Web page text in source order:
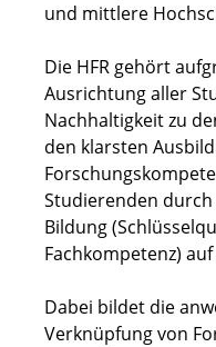
und mittlere
Die HFR gehört
Ausrichtung aller
Nachhaltigkeit zu
den klarsten
Studierenden
Bildung
Fachkompetenz)
Dabei bildet die
Verknüpfung von